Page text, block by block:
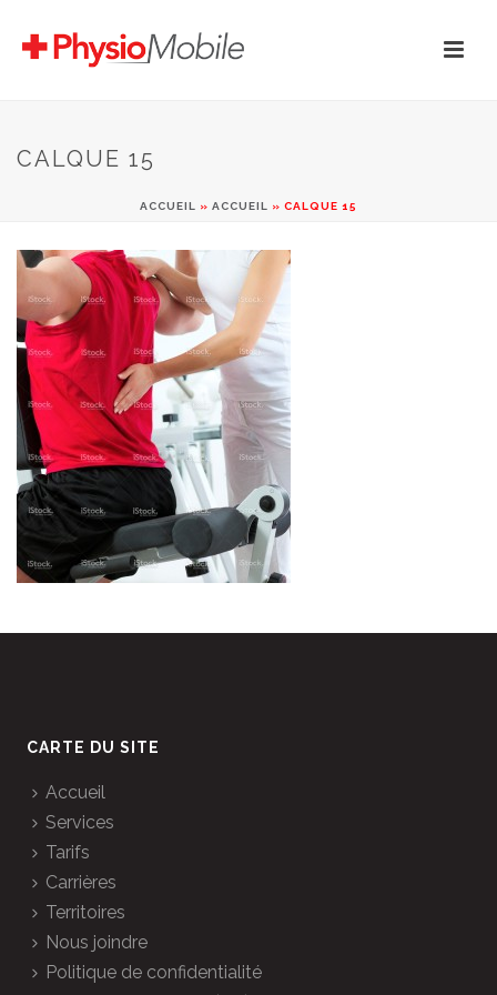
CALQUE 15
ACCUEIL » ACCUEIL » CALQUE 15
CARTE DU SITE
Accueil
Services
Tarifs
Carrières
Territoires
Nous joindre
Politique de confidentialité